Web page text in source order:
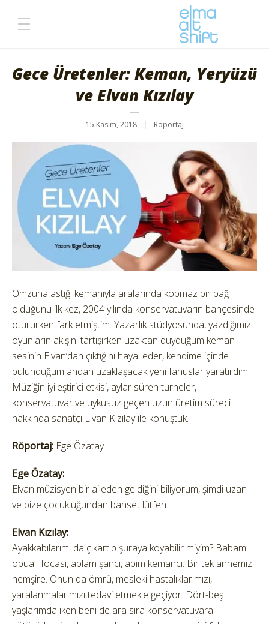
Gece Üretenler: Keman, Yeryüzü
ve Elvan Kızılay
15 Kasım, 2018 Röportaj
Omzuna astığı kemanıyla aralarında kopmaz bir bağ
olduğunu ilk kez, 2004 yılında konservatuvarın bahçesinde
otururken fark etmiştim. Yazarlık stüdyosunda, yazdığımız
oyunların akışını tartışırken uzaktan duyduğum keman
sesinin Elvan’dan çıktığını hayal eder, kendime içinde
bulunduğum andan uzaklaşacak yeni fanuslar yaratırdım.
Müziğin iyileştirici etkisi, aylar süren turneler,
konservatuvar ve uykusuz geçen uzun üretim süreci
hakkında sanatçı Elvan Kızılay ile konuştuk.
Röportaj: Ege Özatay
Ege Özatay:
Elvan müzisyen bir aileden geldiğini biliyorum, şimdi uzan
ve bize çocukluğundan bahset lütfen…
Elvan Kızılay:
Ayakkabılarımı da çıkartıp şuraya koyabilir miyim? Babam
obua Hocası, ablam şancı, abim kemancı. Bir tek annemiz
hemşire. Onun da ömrü, mesleki hastalıklarımızı,
yaralanmalarımızı tedavi etmekle geçiyor. Dört-beş
yaşlarımda iken beni de ara sıra konservatuvara